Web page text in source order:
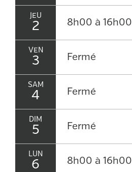
JEU
2 8h00 à 16h00
VEN
3 Fermé
SAM
4 Fermé
DIM
5 Fermé
LUN
6 8h00 à 16h00